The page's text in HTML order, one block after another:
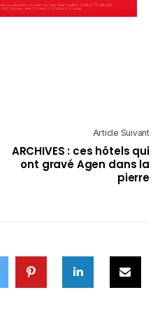
Article Suivant
ARCHIVES : ces hôtels qui
ont gravé Agen dans la
pierre